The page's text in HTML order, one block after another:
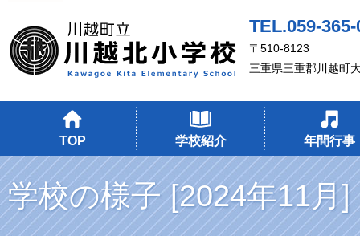
TEL.059-365-
〒510-8123
三重県三重郡川越町
TOP 学校紹介 年間行事
学校の様子 [2024年11月]